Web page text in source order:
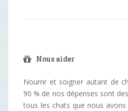
Nous aider
Nourrir et soigner autant de
90 % de nos dépenses sont
tous les chats que nous